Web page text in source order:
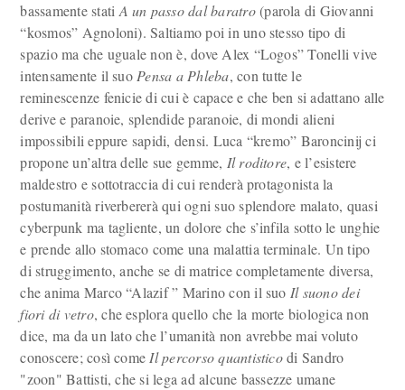
bassamente stati A un passo dal baratro(parola di Giovanni
“kosmos” Agnoloni). Saltiamo poi in uno stesso tipo di
spazio ma che uguale non è, dove Alex “Logos” Tonelli vive
intensamente il suo Pensa a Phleba, con tutte le
reminescenze fenicie di cui è capace e che ben si adattano alle
derive e paranoie, splendide paranoie, di mondi alieni
impossibili eppure sapidi, densi. Luca “kremo” Baroncinij ci
propone un’altra delle sue gemme, Il roditore, e l’esistere
maldestro e sottotraccia di cui renderà protagonista la
postumanità riverbererà qui ogni suo splendore malato, quasi
cyberpunk ma tagliente, un dolore che s’infila sotto le unghie
e prende allo stomaco come una malattia terminale. Un tipo
di struggimento, anche se di matrice completamente diversa,
che anima Marco “Alazif ” Marino con il suo Il suono dei
fiori di vetro, che esplora quello che la morte biologica non
dice, ma da un lato che l’umanità non avrebbe mai voluto
conoscere; così come Il percorso quantisticodi Sandro
"zoon" Battisti, che si lega ad alcune bassezze umane